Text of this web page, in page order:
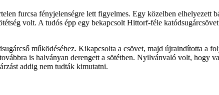
furcsa fényjelenségre lett figyelmes. Egy közelben elhelyezett
volt. A tudós épp egy bekapcsolt Hittorf-féle
működéséhez. Kikapcsolta a csövet, majd újraindította a
is halványan derengett a sötétben. Nyilvánvaló volt, hogy
addig nem tudták kimutatni.